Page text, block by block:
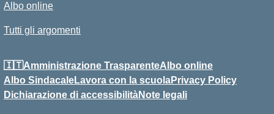
Albo online
Tutti gli argomenti
🇮🇹Amministrazione TrasparenteAlbo online
Albo SindacaleLavora con la scuolaPrivacy Policy
Dichiarazione di accessibilitàNote legali